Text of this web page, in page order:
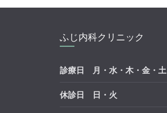
ふじ内科クリニック
診療日 月・水・木・金・土
休診日 日・火